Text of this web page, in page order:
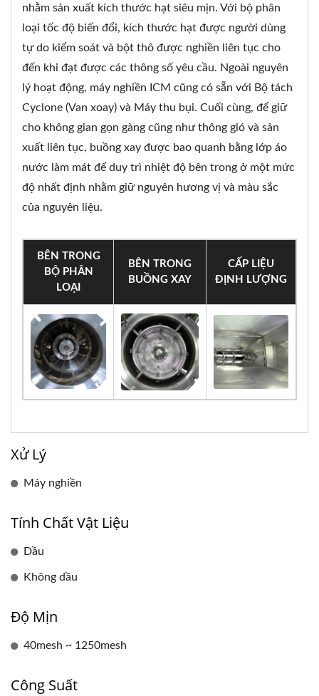
nhằm sản xuất kích thước hạt siêu mịn. Với bộ phân
loại tốc độ biến đổi, kích thước hạt được người dùng
tự do kiểm soát và bột thô được nghiền liên tục cho
đến khi đạt được các thông số yêu cầu. Ngoài nguyên
lý hoạt động, máy nghiền ICM cũng có sẵn với Bộ tách
Cyclone (Van xoay) và Máy thu bụi. Cuối cùng, để giữ
cho không gian gọn gàng cũng như thông gió và sản
xuất liên tục, buồng xay được bao quanh bằng lớp áo
nước làm mát để duy trì nhiệt độ bên trong ở một mức
độ nhất định nhằm giữ nguyên hương vị và màu sắc
của nguyên liệu.
BÊN TRONG
BỘ PHÂN
LOẠI
BÊN TRONG
BUỒNG XAY
CẤP LIỆU
ĐỊNH LƯỢNG
Xử Lý
Máy nghiền
Tính Chất Vật Liệu
Dầu
Không dầu
Độ Mịn
40mesh ~ 1250mesh
Công Suất